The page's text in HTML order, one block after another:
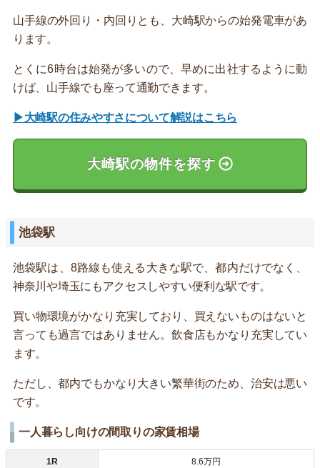
山手線の外回り・内回りとも、大崎駅からの始発電車があ
ります。
とくに6時台は始発が多いので、早めに出社するように動
けば、山手線でも座って通勤できます。
▶大崎駅の住みやすさについて解説はこちら
大崎駅の物件を探す
池袋駅
池袋駅は、8路線も使える大きな駅で、都内だけでなく、
神奈川や埼玉にもアクセスしやすい便利な駅です。
買い物環境がかなり充実しており、買えないものはないと
言っても過言ではありません。飲食店もかなり充実してい
ます。
ただし、都内でもかなり大きい繁華街のため、治安は悪い
です。
一人暮らし向けの間取りの家賃相場
1R 8.6万円